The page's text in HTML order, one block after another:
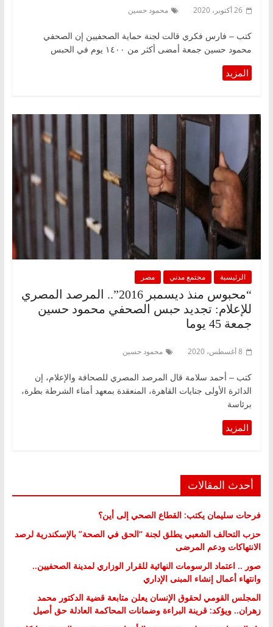
26 أكتوبر، 2020 محمود حسين
كتب – فارس فكري قالت لجنة حماية الصحفيين إن الصحفي
محمود حسين جمعة أمضى أكثر من ١٤٠٠ يوم في الحبس
الرئيسية مجتمع مدني مصر
“محبوس منذ ديسمبر 2016”.. المرصد المصري
للإعلام: تجديد حبس الصحفي محمود حسين
جمعة 45 يوما
8 أغسطس، 2020 محمود حسين
كتب – أحمد سلامة قال المرصد المصري للصحافة والإعلام، إن
الدائرة الأولى جنايات القاهرة، المنعقدة بمعهد أمناء الشرطة بطرة،
برئاسة
أحدث المقالات
فرحات سليمان يكتب: القطاع الصحي إلى أين؟
حزب التحالف الشعبي يطلق لجنة “الحق في الصحة” بالإسكندرية لرصد
الانتهاكات ودعم المرضى
صور .. اعتماد الرسومات النهائية للقرار الوزاري لمدينة الصحفيين..
وانتهاء أعمال إنشاء المبنى الإداري
المجلس القومي لحقوق الإنسان يعلن متابعة قضية الدكتور محمد
زهران.. ويؤكد: قرينة البراءة وضمانات المحاكمة العادلة حق أصيل